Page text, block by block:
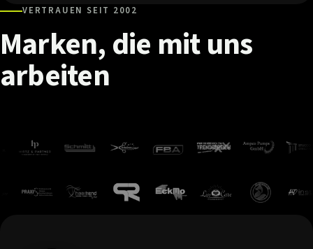
VERTRAUEN SEIT 2002
Marken,die mituns
arbeiten